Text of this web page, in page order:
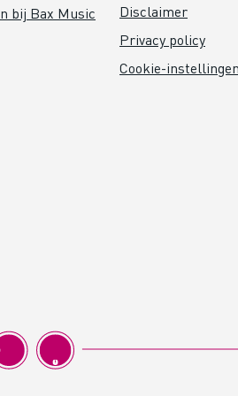
bij Bax Music
Disclaimer
Privacy policy
Cookie-